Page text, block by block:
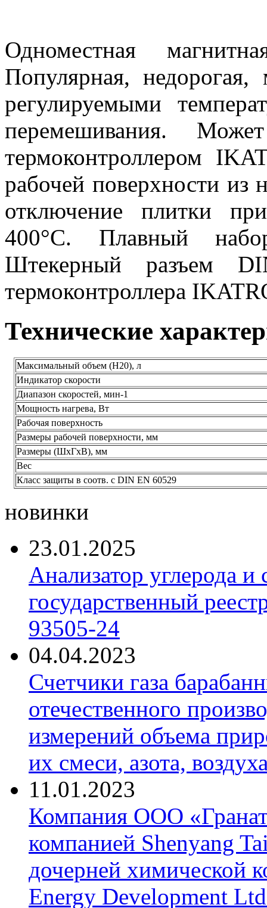
Одноместная
Популярная,
регулируемыми
перемешивания.
термоконтроллером
рабочей поверхности из
отключение плитки
400°C. Плавный
Штекерный разъем
термоконтроллера
Технические
Максимальный объем (H20), л
Индикатор скорости
Диапазон скоростей, мин-1
Мощность нагрева, Вт
Рабочая поверхность
Размеры рабочей поверхности, мм
Размеры (ШxГxВ), мм
Вес
Класс защиты в соотв. с DIN EN 60529
новинки
23.01.2025
Анализатор углерода
государственный
93505-24
04.04.2023
Счетчики газа
отечественного
измерений объема
их смеси, азота,
11.01.2023
Компания ООО
компанией Shenyang
дочерней химической
Energy Development